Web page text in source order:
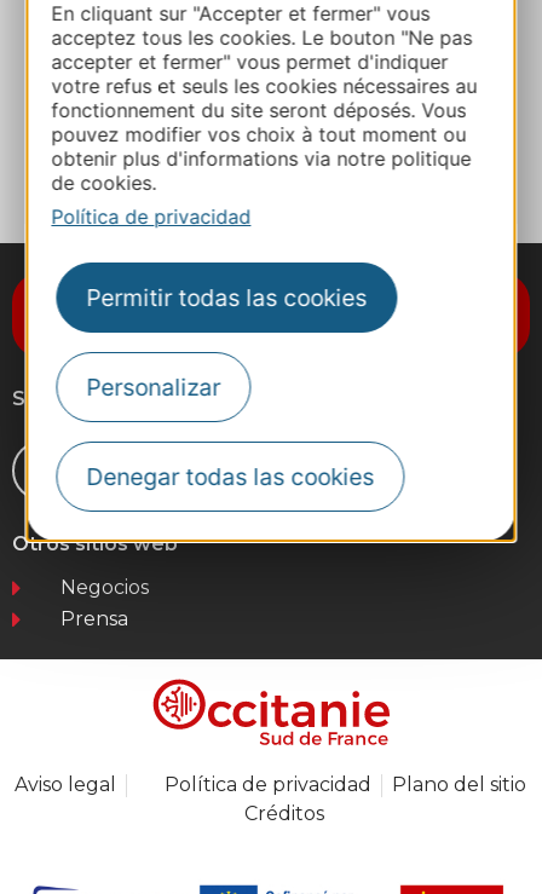
En cliquant sur "Accepter et fermer" vous
acceptez tous les cookies. Le bouton "Ne pas
accepter et fermer" vous permet d'indiquer
votre refus et seuls les cookies nécessaires au
fonctionnement du site seront déposés. Vous
pouvez modifier vos choix à tout moment ou
obtenir plus d'informations via notre politique
de cookies.
Política de privacidad
Permitir todas las cookies
Personalizar
Denegar todas las cookies
Facebook
A MIS FAVORITOS
Suscríbase al boletín de noticias
Destination Occitanie
Síganos
Otros sitios web
Negocios
Prensa
Aviso legal Política de privacidad
Plano del sitio
Créditos